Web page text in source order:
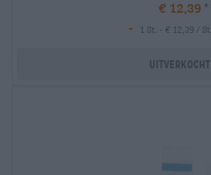
€ 12,39
-
1 St. - € 12,39 / St.
Uitverkocht